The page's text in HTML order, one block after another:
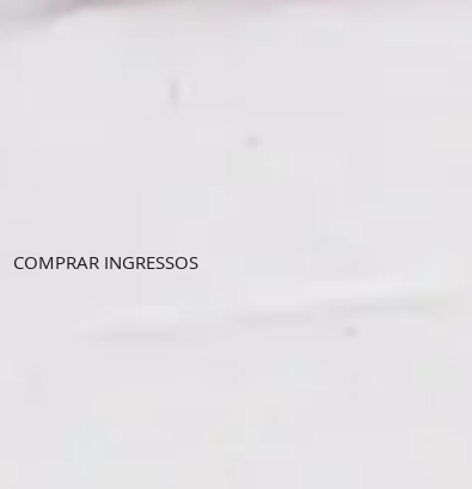
COMPRAR INGRESSOS